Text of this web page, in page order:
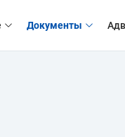
Документы